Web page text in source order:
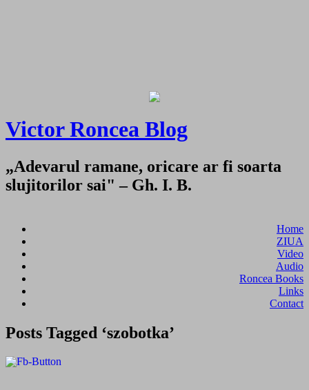
Victor Roncea Blog
„Adevarul ramane, oricare ar fi soarta
slujitorilor sai" – Gh. I. B.
Home
ZIUA
Video
Audio
Roncea Books
Links
Contact
Posts Tagged ‘szobotka’